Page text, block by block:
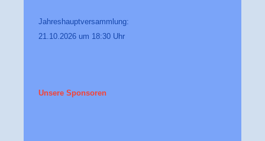
Jahreshauptversammlung:
21.10.2026 um 18:30 Uhr
Unsere Sponsoren